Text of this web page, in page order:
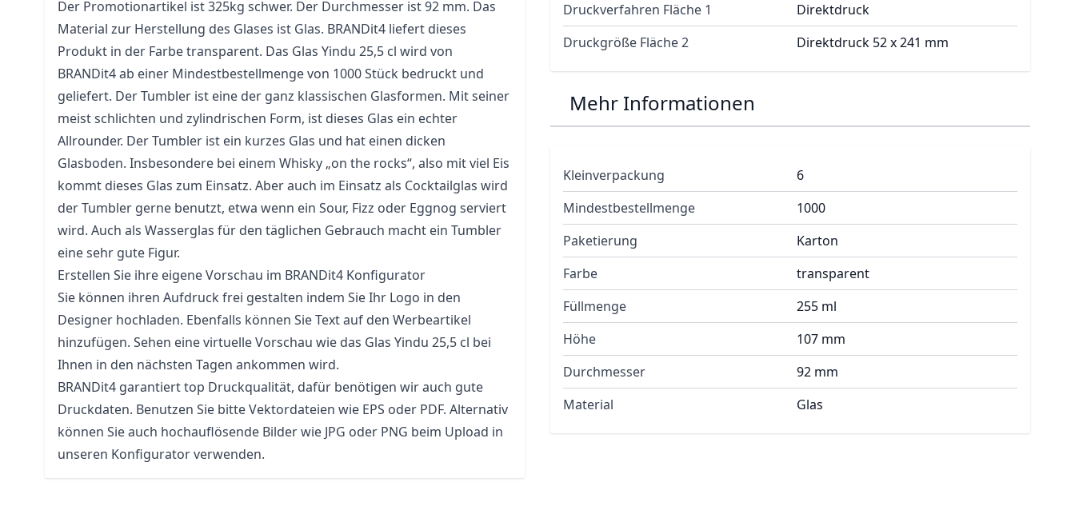
Der Promotionartikel ist 325kg schwer. Der Durchmesser ist 92 mm. Das
Material zur Herstellung des Glases ist Glas. BRANDit4 liefert dieses
Produkt in der Farbe transparent. Das Glas Yindu 25,5 cl wird von
BRANDit4 ab einer Mindestbestellmenge von 1000 Stück bedruckt und
geliefert. Der Tumbler ist eine der ganz klassischen Glasformen. Mit seiner
meist schlichten und zylindrischen Form, ist dieses Glas ein echter
Allrounder. Der Tumbler ist ein kurzes Glas und hat einen dicken
Glasboden. Insbesondere bei einem Whisky „on the rocks“, also mit viel Eis
kommt dieses Glas zum Einsatz. Aber auch im Einsatz als Cocktailglas wird
der Tumbler gerne benutzt, etwa wenn ein Sour, Fizz oder Eggnog serviert
wird. Auch als Wasserglas für den täglichen Gebrauch macht ein Tumbler
eine sehr gute Figur.
Erstellen Sie ihre eigene Vorschau im BRANDit4 Konfigurator
Sie können ihren Aufdruck frei gestalten indem Sie Ihr Logo in den
Designer hochladen. Ebenfalls können Sie Text auf den Werbeartikel
hinzufügen. Sehen eine virtuelle Vorschau wie das Glas Yindu 25,5 cl bei
Ihnen in den nächsten Tagen ankommen wird.
BRANDit4 garantiert top Druckqualität, dafür benötigen wir auch gute
Druckdaten. Benutzen Sie bitte Vektordateien wie EPS oder PDF. Alternativ
können Sie auch hochauflösende Bilder wie JPG oder PNG beim Upload in
unseren Konfigurator verwenden.
Druckverfahren Fläche 1
Direktdruck
Druckgröße Fläche 2
Direktdruck 52 x 241 mm
Mehr Informationen
Kleinverpackung
6
Mindestbestellmenge
1000
Paketierung
Karton
Farbe
transparent
Füllmenge
255 ml
Höhe
107 mm
Durchmesser
92 mm
Material
Glas